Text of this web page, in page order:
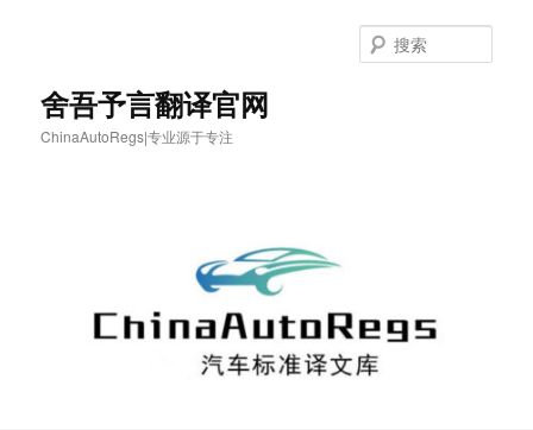
舍吾予言翻译官网
ChinaAutoRegs|专业源于专注
索